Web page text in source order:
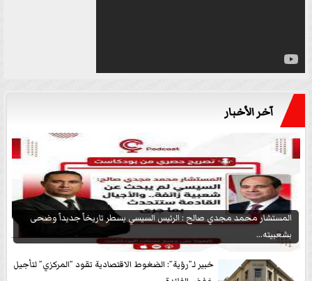
آخر الأخبار
المستشار محمد مجدي صالح : الرئيس السيسي يسطر تاريخاً جديداً وضحى
بشعبيته...
خبير لـ”رؤية”: الضغوط الاقتصادية تقود ”المركزي” لتأجيل